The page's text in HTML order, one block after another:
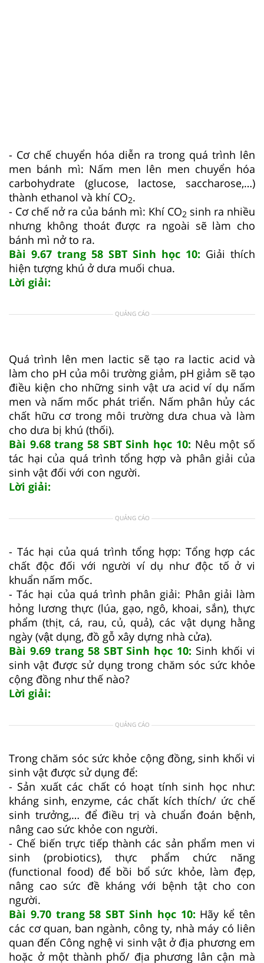
- Cơ chế chuyển hóa diễn ra trong quá trình lên
men bánh mì: Nấm men lên men chuyển hóa
carbohydrate (glucose, lactose, saccharose,…)
thành ethanol và khí CO2.
- Cơ chế nở ra của bánh mì: Khí CO2 sinh ra nhiều
nhưng không thoát được ra ngoài sẽ làm cho
bánh mì nở to ra.
Bài 9.67 trang 58 SBT Sinh học 10: Giải thích
hiện tượng khú ở dưa muối chua.
Lời giải:
QUẢNG CÁO
Quá trình lên men lactic sẽ tạo ra lactic acid và
làm cho pH của môi trường giảm, pH giảm sẽ tạo
điều kiện cho những sinh vật ưa acid ví dụ nấm
men và nấm mốc phát triển. Nấm phân hủy các
chất hữu cơ trong môi trường dưa chua và làm
cho dưa bị khú (thối).
Bài 9.68 trang 58 SBT Sinh học 10: Nêu một số
tác hại của quá trình tổng hợp và phân giải của
sinh vật đối với con người.
Lời giải:
QUẢNG CÁO
- Tác hại của quá trình tổng hợp: Tổng hợp các
chất độc đối với người ví dụ như độc tố ở vi
khuẩn nấm mốc.
- Tác hại của quá trình phân giải: Phân giải làm
hỏng lương thực (lúa, gạo, ngô, khoai, sắn), thực
phẩm (thịt, cá, rau, củ, quả), các vật dụng hằng
ngày (vật dụng, đồ gỗ xây dựng nhà cửa).
Bài 9.69 trang 58 SBT Sinh học 10: Sinh khối vi
sinh vật được sử dụng trong chăm sóc sức khỏe
cộng đồng như thế nào?
Lời giải:
QUẢNG CÁO
Trong chăm sóc sức khỏe cộng đồng, sinh khối vi
sinh vật được sử dụng để:
- Sản xuất các chất có hoạt tính sinh học như:
kháng sinh, enzyme, các chất kích thích/ ức chế
sinh trưởng,… để điều trị và chuẩn đoán bệnh,
nâng cao sức khỏe con người.
- Chế biến trực tiếp thành các sản phẩm men vi
sinh (probiotics), thực phẩm chức năng
(functional food) để bồi bổ sức khỏe, làm đẹp,
nâng cao sức đề kháng với bệnh tật cho con
người.
Bài 9.70 trang 58 SBT Sinh học 10: Hãy kể tên
các cơ quan, ban ngành, công ty, nhà máy có liên
quan đến Công nghệ vi sinh vật ở địa phương em
hoặc ở một thành phố/ địa phương lân cận mà